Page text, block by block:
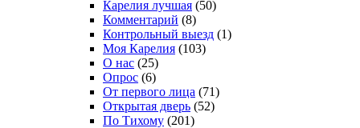
Карелия лучшая (50)
Комментарий (8)
Контрольный выезд (1)
Моя Карелия (103)
О нас (25)
Опрос (6)
От первого лица (71)
Открытая дверь (52)
По Тихому (201)